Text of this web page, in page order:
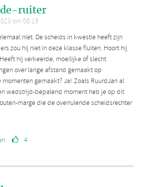
ruiter
om 08:19
niet. De scheids in kwestie heeft zijn
zou hij niet in deze klasse fluiten. Hoort hij
hij verkeerde, moeilijke of slecht
over lange afstand gemaakt op
gemaakt? Ja! Zoals RuurdJan al
wedstrijd-bepalend moment heb je op dit
marge die de overrulende scheidsrechter
4